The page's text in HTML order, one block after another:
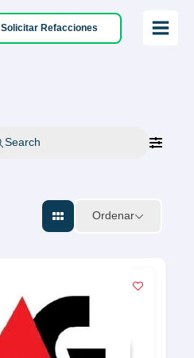
Solicitar Refacciones
Main
Search
Ordenar